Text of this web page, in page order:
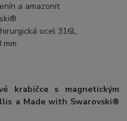
a amazonit
ocel 316L
mm
krabičce s magnetickým
a Made with Swarovski®